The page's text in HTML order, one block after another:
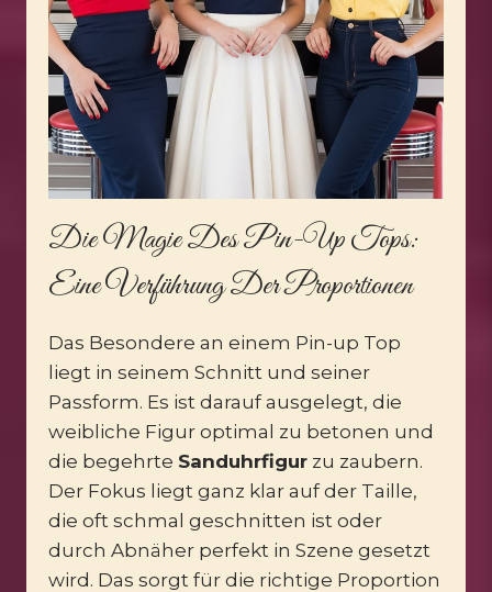
Die Magie Des Pin-Up Tops:
Eine Verführung Der Proportionen
Das Besondere an einem Pin-up Top
liegt in seinem Schnitt und seiner
Passform. Es ist darauf ausgelegt, die
weibliche Figur optimal zu betonen und
die begehrte Sanduhrfigur zu zaubern.
Der Fokus liegt ganz klar auf der Taille,
die oft schmal geschnitten ist oder
durch Abnäher perfekt in Szene gesetzt
wird. Das sorgt für die richtige Proportion